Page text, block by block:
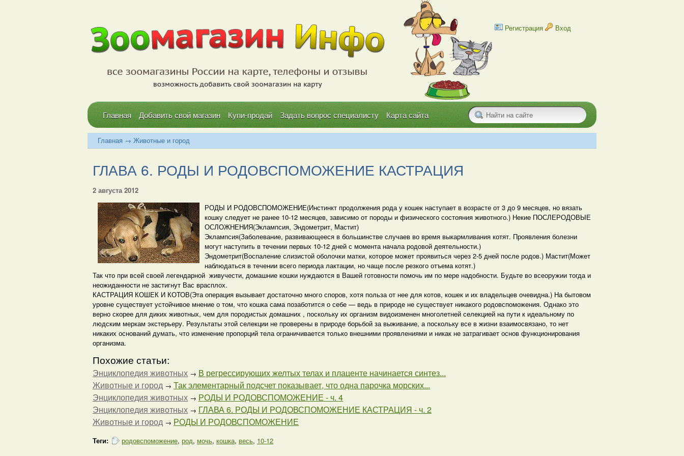
Регистрация Вход
Главная Добавить свой магазин Купи-продай Задать вопрос специалисту Карта сайта
Главная → Животные и город
ГЛАВА 6. РОДЫ И РОДОВСПОМОЖЕНИЕ КАСТРАЦИЯ
2 августа 2012
РОДЫ И РОДОВСПОМОЖЕНИЕ(Инстинкт продолжения рода у кошек наступает в возрасте от 3 до 9 месяцев, но вязать
кошку следует не ранее 10-12 месяцев, зависимо от породы и физического состояния животного.) Некие ПОСЛЕРОДОВЫЕ
ОСЛОЖНЕНИЯ(Эклампсия, Эндометрит, Мастит)
Эклампсия(Заболевание, развивающееся в большинстве случаев во время выкармливания котят. Проявления болезни
могут наступить в течении первых 10-12 дней с момента начала родовой деятельности.)
Эндометрит(Воспаление слизистой оболочки матки, которое может проявиться через 2-5 дней после родов.) Мастит(Может
наблюдаться в течении всего периода лактации, но чаще после резкого отъема котят.)
Так что при всей своей легендарной живучести, домашние кошки нуждаются в Вашей готовности помочь им по мере надобности. Будьте во всеоружии тогда и
неожиданности не застигнут Вас врасплох.
КАСТРАЦИЯ КОШЕК И КОТОВ(Эта операция вызывает достаточно много споров, хотя польза от нее для котов, кошек и их владельцев очевидна.) На бытовом
уровне существует устойчивое мнение о том, что кошка сама позаботится о себе — ведь в природе не существует никакого родовспоможения. Однако это
верно скорее для диких животных, чем для породистых домашних , поскольку их организм видоизменен многолетней селекцией на пути к идеальному по
людским меркам экстерьеру. Результаты этой селекции не проверены в природе борьбой за выживание, а поскольку все в жизни взаимосвязано, то нет
никаких оснований думать, что изменение пропорций тела ограничивается только внешними проявлениями и никак не затрагивает основ функционирования
организма.
Похожие статьи:
Энциклопедия животных → В регрессирующих желтых телах и плаценте начинается синтез...
Животные и город → Так элементарный подсчет показывает, что одна парочка морских...
Энциклопедия животных → РОДЫ И РОДОВСПОМОЖЕНИЕ - ч. 4
Энциклопедия животных → ГЛАВА 6. РОДЫ И РОДОВСПОМОЖЕНИЕ КАСТРАЦИЯ - ч. 2
Животные и город → РОДЫ И РОДОВСПОМОЖЕНИЕ
Теги: родовспоможение, род, мочь, кошка, весь, 10-12